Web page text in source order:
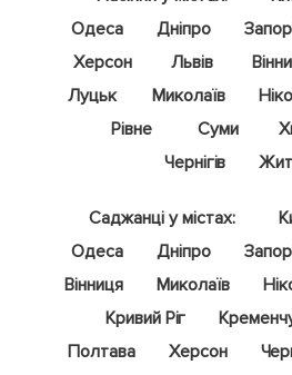
Одеса
Дніпро
Херсон
Львів
Луцьк
Миколаїв
Рівне
Суми
Чернігів
Саджанці у містах:
Одеса
Дніпро
Вінниця
Миколаїв
Кривий Ріг
Полтава
Херсон